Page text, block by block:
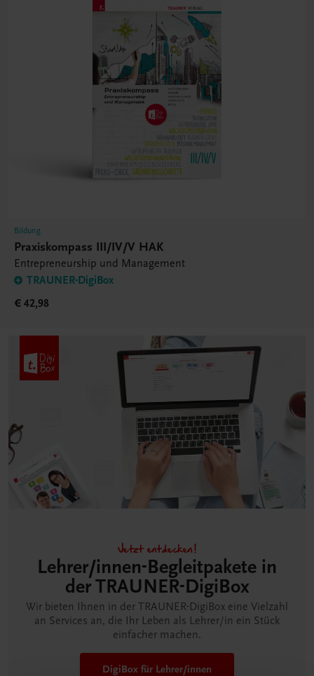
Bildung
Praxiskompass III/IV/V HAK
Entrepreneurship und Management
TRAUNER-DigiBox
€ 42,98
Jetzt entdecken!
Lehrer/innen-Begleitpakete in
der TRAUNER-DigiBox
Wir bieten Ihnen in der TRAUNER-DigiBox eine Vielzahl
an Services an, die Ihr Leben als Lehrer/in ein Stück
einfacher machen.
DigiBox für Lehrer/innen